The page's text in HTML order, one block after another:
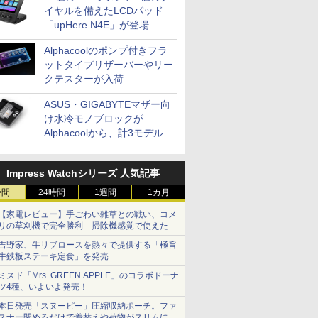
イヤルを備えたLCDパッド
「upHere N4E」が登場
Alphacoolのポンプ付きフラ
ットタイプリザーバーやリー
クテスターが入荷
ASUS・GIGABYTEマザー向
け水冷モノブロックが
Alphacoolから、計3モデル
Impress Watchシリーズ 人気記事
24時間 1週間 1カ月
家電レビュー】手ごわい雑草との戦い、コメ
の草刈機で完全勝利 掃除機感覚で使えた
野家、牛リブロースを熱々で提供する「極旨
鉄板ステーキ定食」を発売
スド「Mrs. GREEN APPLE」のコラボドーナ
4種、いよいよ発売！
日発売「スヌーピー」圧縮収納ポーチ。ファ